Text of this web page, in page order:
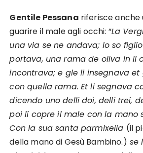
Gentile Pessana riferisce
guarire il male agli occhi: “La
una via se ne andava; lo so
portava, una rama de oliva in li
incontrava; e gle li insegnava
con quella rama. Et li segnava
dicendo uno delli doi, delli trei,
poi li copre il male con la mano
Con la sua santa parmixella (il
della mano di Gesù Bambino.) se